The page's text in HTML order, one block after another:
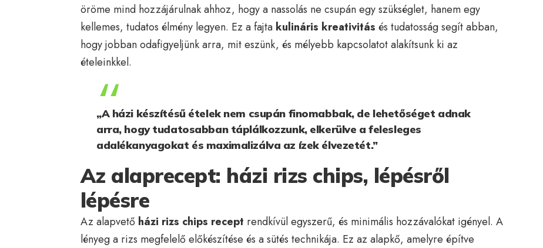
öröme mind hozzájárulnak ahhoz, hogy a nassolás ne csupán egy szükséglet, hanem egy
kellemes, tudatos élmény legyen. Ez a fajta kulináris kreativitás és tudatosság segít abban,
hogy jobban odafigyeljünk arra, mit eszünk, és mélyebb kapcsolatot alakítsunk ki az
ételeinkkel.
„A házi készítésű ételek nem csupán finomabbak, de lehetőséget adnak
arra, hogy tudatosabban táplálkozzunk, elkerülve a felesleges
adalékanyagokat és maximalizálva az ízek élvezetét.”
Az alaprecept: házi rizs chips, lépésről
lépésre
Az alapvető házi rizs chips recept rendkívül egyszerű, és minimális hozzávalókat igényel. A
lényeg a rizs megfelelő előkészítése és a sütés technikája. Ez az alapkő, amelyre építve